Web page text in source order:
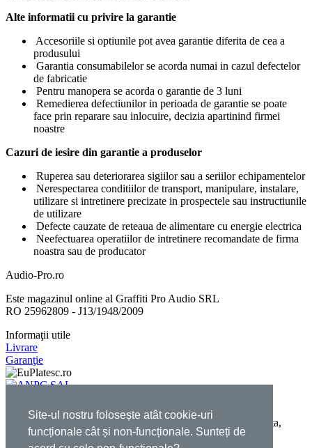
Site-ul nostru folosește atât cookie-uri
funcționale cât și non-funcționale. Sunteți de
Alte informatii cu privire la garantie
Accesoriile si optiunile pot avea garantie diferita de cea a
produsului
Garantia consumabilelor se acorda numai in cazul defectelor
de fabricatie
Pentru manopera se acorda o garantie de 3 luni
Remedierea defectiunilor in perioada de garantie se poate
face prin reparare sau inlocuire, decizia apartinind firmei
noastre
Cazuri de iesire din garantie a produselor
Ruperea sau deteriorarea sigiilor sau a seriilor echipamentelor
Nerespectarea conditiilor de transport, manipulare, instalare,
utilizare si intretinere precizate in prospectele sau instructiunile
de utilizare
Defecte cauzate de reteaua de alimentare cu energie electrica
Neefectuarea operatiilor de intretinere recomandate de firma
noastra sau de producator
Audio-Pro.ro
Este magazinul online al Graffiti Pro Audio SRL
RO 25962809 - J13/1948/2009
Informaţii utile
Livrare
Garanţie
Contact
Str. Caraiman, Nr. 38, Constanța, Str. Eroilor, Nr. 6, Constanța,
România